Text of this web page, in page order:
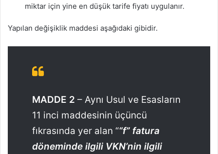
miktar için yine en düşük tarife fiyatı uygulanır.
Yapılan değişiklik maddesi aşağıdaki gibidir.
MADDE 2 – Aynı Usul ve Esasların
11 inci maddesinin üçüncü
fıkrasında yer alan ““f” fatura
döneminde ilgili VKN’nin ilgili